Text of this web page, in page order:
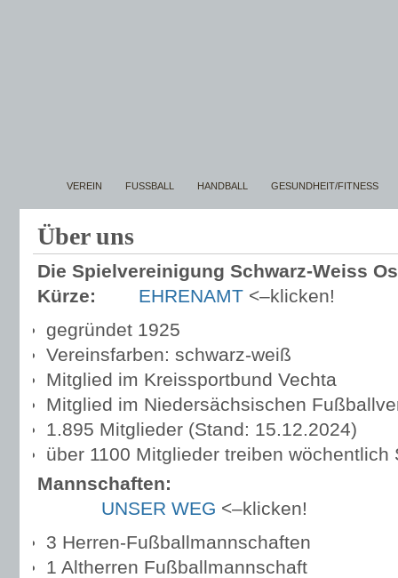
VEREIN FUSSBALL HANDBALL GESUNDHEIT/FITNESS
Über uns
Die Spielvereinigung Schwarz-Weiss
Kürze: EHRENAMT <–klicken!
gegründet 1925
Vereinsfarben: schwarz-weiß
Mitglied im Kreissportbund Vechta
Mitglied im Niedersächsischen
1.895 Mitglieder (Stand: 15.12.2024)
über 1100 Mitglieder treiben wöchentlich
UNSER WEG <–klicken!
3 Herren-Fußballmannschaften
1 Altherren Fußballmannschaft